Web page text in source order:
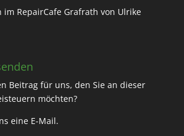
im RepairCafe Grafrath von Ulrike
Beitrag für uns, den Sie an dieser
möchten?
eine E-Mail.